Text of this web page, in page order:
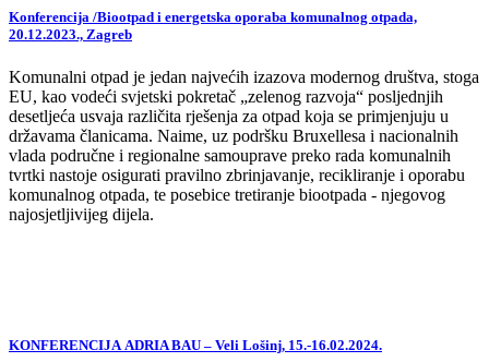
Konferencija /Biootpad i energetska oporaba komunalnog otpada,
20.12.2023., Zagreb
Komunalni otpad je jedan najvećih izazova modernog društva, stoga
EU, kao vodeći svjetski pokretač „zelenog razvoja“ posljednjih
desetljeća usvaja različita rješenja za otpad koja se primjenjuju u
državama članicama. Naime, uz podršku Bruxellesa i nacionalnih
vlada područne i regionalne samouprave preko rada komunalnih
tvrtki nastoje osigurati pravilno zbrinjavanje, recikliranje i oporabu
komunalnog otpada, te posebice tretiranje biootpada - njegovog
najosjetljivijeg dijela.
KONFERENCIJA ADRIA BAU – Veli Lošinj, 15.-16.02.2024.